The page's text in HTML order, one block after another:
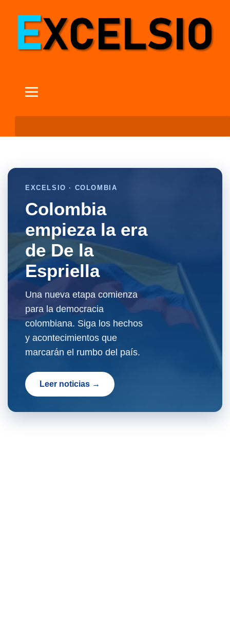
EXCELSIO · COLOMBIA
Colombia
empieza la era
de De la
Espriella
Una nueva etapa comienza
para la democracia
colombiana. Siga los hechos
y acontecimientos que
marcarán el rumbo del país.
Leer noticias →